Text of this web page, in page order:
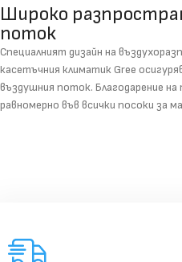
Широко
поток
Специалният дизайн на
касетъчния климатик Gree
въздушния поток. Благодарение
равномерно във всички посоки за